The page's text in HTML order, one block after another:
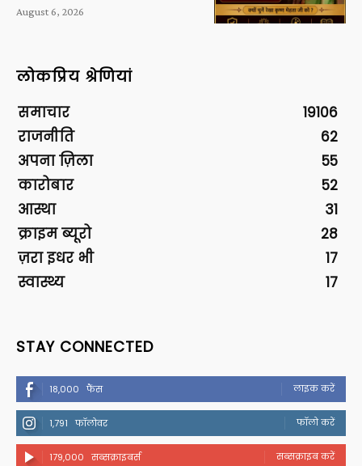
August 6, 2026
लोकप्रिय श्रेणियां
समाचार
19106
राजनीति
62
अपना ज़िला
55
कारोबार
52
आस्था
31
क्राइम ब्यूरो
28
ज़रा इधर भी
17
स्वास्थ्य
17
STAY CONNECTED
18,000 फैंस लाइक करें
1,791 फॉलोवर फॉलो करें
179,000 सब्सक्राइबर्स सब्सक्राइब करें